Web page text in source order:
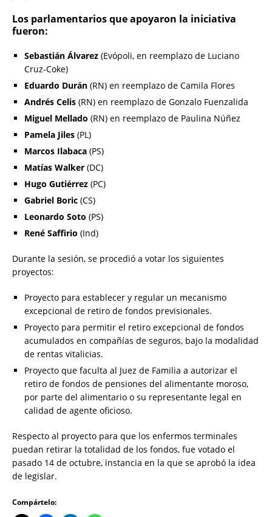
Los parlamentarios que apoyaron la iniciativa
fueron:
Sebastián Álvarez (Evópoli, en reemplazo de Luciano
Cruz-Coke)
Eduardo Durán (RN) en reemplazo de Camila Flores
Andrés Celis (RN) en reemplazo de Gonzalo Fuenzalida
Miguel Mellado (RN) en reemplazo de Paulina Núñez
Pamela Jiles (PL)
Marcos Ilabaca (PS)
Matías Walker (DC)
Hugo Gutiérrez (PC)
Gabriel Boric (CS)
Leonardo Soto (PS)
René Saffirio (Ind)
Durante la sesión, se procedió a votar los siguientes
proyectos:
Proyecto para establecer y regular un mecanismo
excepcional de retiro de fondos previsionales.
Proyecto para permitir el retiro excepcional de fondos
acumulados en compañías de seguros, bajo la modalidad
de rentas vitalicias.
Proyecto que faculta al Juez de Familia a autorizar el
retiro de fondos de pensiones del alimentante moroso,
por parte del alimentario o su representante legal en
calidad de agente oficioso.
Respecto al proyecto para que los enfermos terminales
puedan retirar la totalidad de los fondos, fue votado el
pasado 14 de octubre, instancia en la que se aprobó la idea
de legislar.
Compártelo: